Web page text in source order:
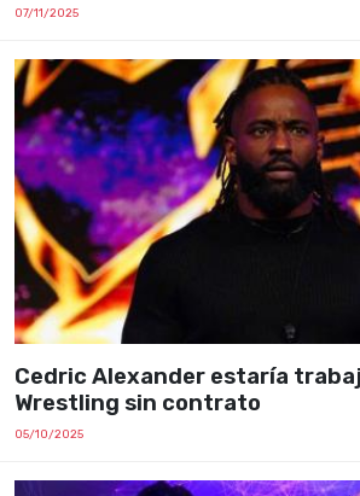
07/11/2025
Cedric Alexander estaría
Wrestling sin contrato
05/10/2025